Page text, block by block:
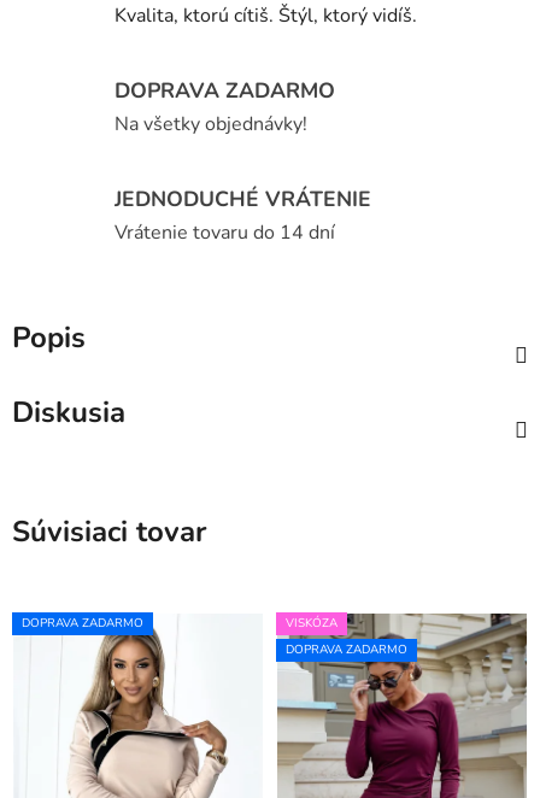
Kvalita, ktorú cítiš. Štýl, ktorý vidíš.
DOPRAVA ZADARMO
Na všetky objednávky!
JEDNODUCHÉ VRÁTENIE
Vrátenie tovaru do 14 dní
Popis
Diskusia
Súvisiaci tovar
DOPRAVA ZADARMO
VISKÓZA
DOPRAVA ZADARMO